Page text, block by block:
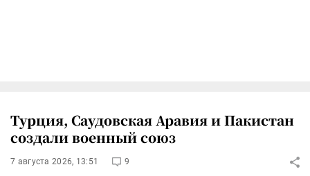
Турция, Саудовская Аравия и Пакистан
создали военный союз
7 августа 2026, 13:51 9